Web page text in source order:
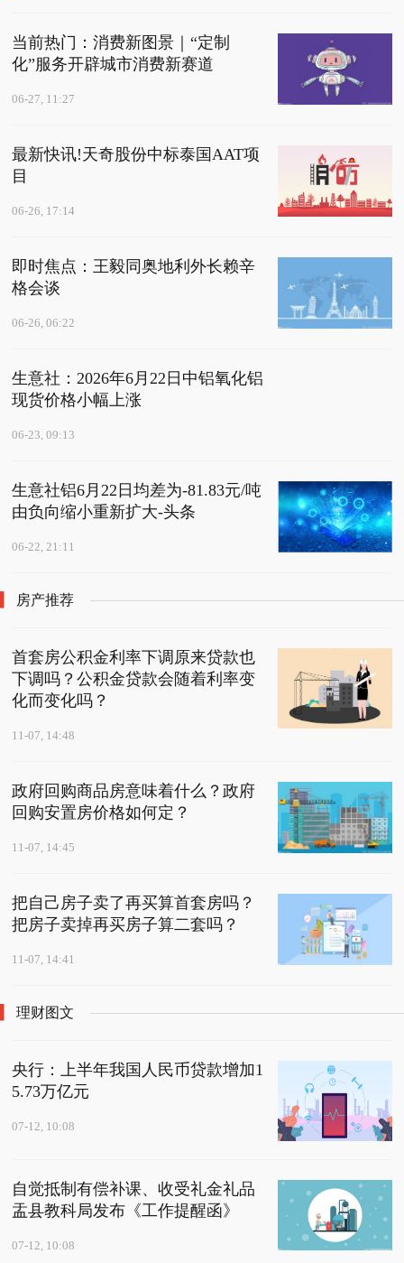
当前热门：消费新图景｜“定制
化”服务开辟城市消费新赛道
06-27, 11:27
最新快讯!天奇股份中标泰国AAT项
目
06-26, 17:14
即时焦点：王毅同奥地利外长赖辛
格会谈
06-26, 06:22
生意社：2026年6月22日中铝氧化铝
现货价格小幅上涨
06-23, 09:13
生意社铝6月22日均差为-81.83元/吨
由负向缩小重新扩大-头条
06-22, 21:11
房产推荐
首套房公积金利率下调原来贷款也
下调吗？公积金贷款会随着利率变
化而变化吗？
11-07, 14:48
政府回购商品房意味着什么？政府
回购安置房价格如何定？
11-07, 14:45
把自己房子卖了再买算首套房吗？
把房子卖掉再买房子算二套吗？
11-07, 14:41
理财图文
央行：上半年我国人民币贷款增加1
5.73万亿元
07-12, 10:08
自觉抵制有偿补课、收受礼金礼品
盂县教科局发布《工作提醒函》
07-12, 10:08